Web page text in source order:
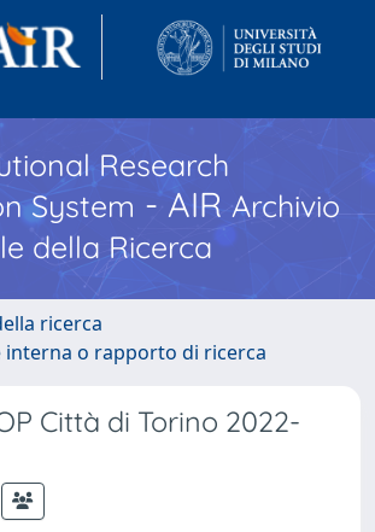
Research
System - AIR Archivio
della Ricerca
ricerca
interna o rapporto di ricerca
Città di Torino 2022-